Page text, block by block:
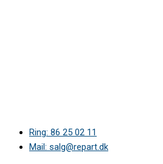
Ring: 86 25 02 11
Mail: salg@repart.dk